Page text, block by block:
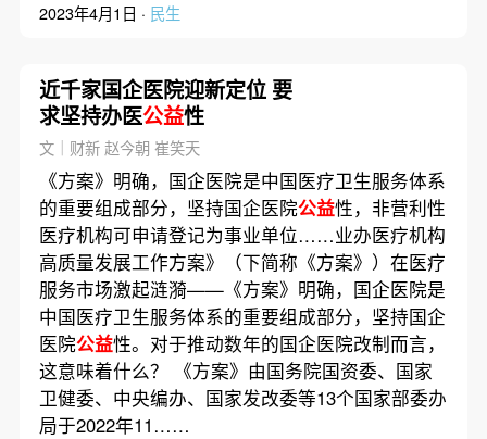
2023年4月1日 · 民生
近千家国企医院迎新定位 要
求坚持办医公益性
文｜财新 赵今朝 崔笑天
《方案》明确，国企医院是中国医疗卫生服务体系
的重要组成部分，坚持国企医院公益性，非营利性
医疗机构可申请登记为事业单位……业办医疗机构
高质量发展工作方案》（下简称《方案》）在医疗
服务市场激起涟漪——《方案》明确，国企医院是
中国医疗卫生服务体系的重要组成部分，坚持国企
医院公益性。对于推动数年的国企医院改制而言，
这意味着什么？ 《方案》由国务院国资委、国家
卫健委、中央编办、国家发改委等13个国家部委办
局于2022年11……